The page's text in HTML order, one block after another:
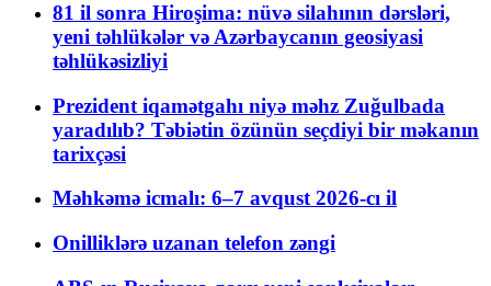
81 il sonra Hiroşima: nüvə silahının dərsləri,
yeni təhlükələr və Azərbaycanın geosiyasi
təhlükəsizliyi
Prezident iqamətgahı niyə məhz Zuğulbada
yaradılıb? Təbiətin özünün seçdiyi bir məkanın
tarixçəsi
Məhkəmə icmalı: 6–7 avqust 2026-cı il
Onilliklərə uzanan telefon zəngi